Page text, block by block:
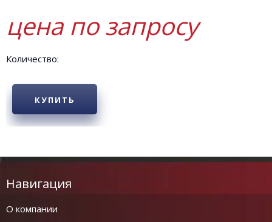
цена по запросу
Количество:
КУПИТЬ
Навигация
О компании